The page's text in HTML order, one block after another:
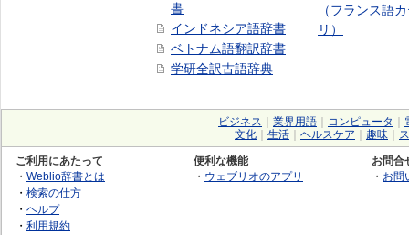
書
インドネシア語辞書
ベトナム語翻訳辞書
学研全訳古語辞典
（フランス語
リ）
ビジネス 業界用語 コンピュータ
文化
生活 ヘルスケア 趣味
ご利用にあたって
・ Weblio辞書とは
・ 検索の仕方
・ ヘルプ
・ 利用規約
便利な機能
・ ウェブリオのアプリ
お問合
・ お問